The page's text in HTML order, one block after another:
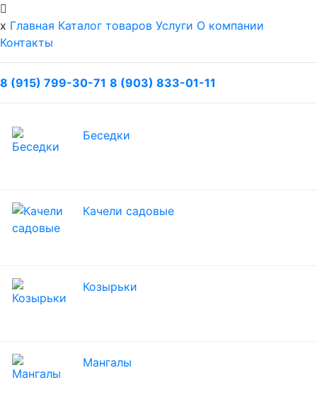
x Главная Каталог товаров Услуги О компании
Контакты
8 (915) 799-30-71 8 (903) 833-01-11
Беседки
Качели садовые
Козырьки
Мангалы